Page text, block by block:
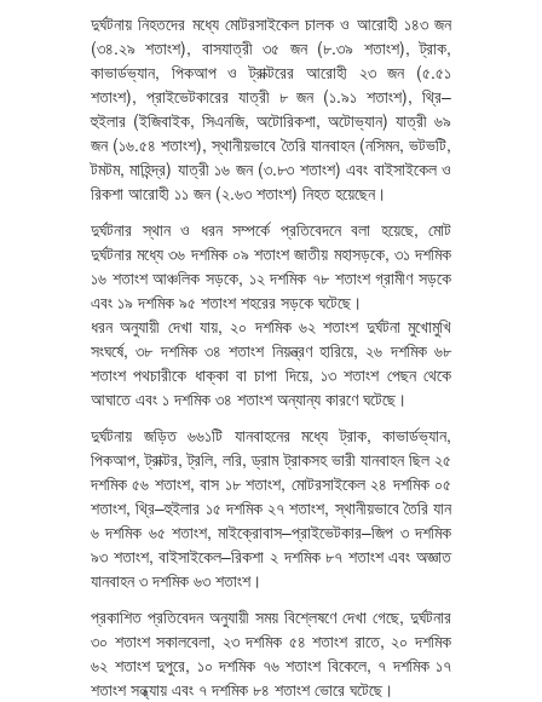
দুর্ঘটনায় নিহতদের মধ্যে মোটরসাইকেল চালক ও আরোহী ১৪৩ জন
(৩৪.২৯ শতাংশ), বাসযাত্রী ৩৫ জন (৮.৩৯ শতাংশ), ট্রাক,
কাভার্ডভ্যান, পিকআপ ও ট্রাক্টরের আরোহী ২৩ জন (৫.৫১
শতাংশ), প্রাইভেটকারের যাত্রী ৮ জন (১.৯১ শতাংশ), থ্রি–
হুইলার (ইজিবাইক, সিএনজি, অটোরিকশা, অটোভ্যান) যাত্রী ৬৯
জন (১৬.৫৪ শতাংশ), স্থানীয়ভাবে তৈরি যানবাহন (নসিমন, ভটভটি,
টমটম, মাহিন্দ্র) যাত্রী ১৬ জন (৩.৮৩ শতাংশ) এবং বাইসাইকেল ও
রিকশা আরোহী ১১ জন (২.৬৩ শতাংশ) নিহত হয়েছেন।
দুর্ঘটনার স্থান ও ধরন সম্পর্কে প্রতিবেদনে বলা হয়েছে, মোট
দুর্ঘটনার মধ্যে ৩৬ দশমিক ০৯ শতাংশ জাতীয় মহাসড়কে, ৩১ দশমিক
১৬ শতাংশ আঞ্চলিক সড়কে, ১২ দশমিক ৭৮ শতাংশ গ্রামীণ সড়কে
এবং ১৯ দশমিক ৯৫ শতাংশ শহরের সড়কে ঘটেছে।
ধরন অনুযায়ী দেখা যায়, ২০ দশমিক ৬২ শতাংশ দুর্ঘটনা মুখোমুখি
সংঘর্ষে, ৩৮ দশমিক ৩৪ শতাংশ নিয়ন্ত্রণ হারিয়ে, ২৬ দশমিক ৬৮
শতাংশ পথচারীকে ধাক্কা বা চাপা দিয়ে, ১৩ শতাংশ পেছন থেকে
আঘাতে এবং ১ দশমিক ৩৪ শতাংশ অন্যান্য কারণে ঘটেছে।
দুর্ঘটনায় জড়িত ৬৬১টি যানবাহনের মধ্যে ট্রাক, কাভার্ডভ্যান,
পিকআপ, ট্রাক্টর, ট্রলি, লরি, ড্রাম ট্রাকসহ ভারী যানবাহন ছিল ২৫
দশমিক ৫৬ শতাংশ, বাস ১৮ শতাংশ, মোটরসাইকেল ২৪ দশমিক ০৫
শতাংশ, থ্রি–হুইলার ১৫ দশমিক ২৭ শতাংশ, স্থানীয়ভাবে তৈরি যান
৬ দশমিক ৬৫ শতাংশ, মাইক্রোবাস–প্রাইভেটকার–জিপ ৩ দশমিক
৯৩ শতাংশ, বাইসাইকেল–রিকশা ২ দশমিক ৮৭ শতাংশ এবং অজ্ঞাত
যানবাহন ৩ দশমিক ৬৩ শতাংশ।
প্রকাশিত প্রতিবেদন অনুযায়ী সময় বিশ্লেষণে দেখা গেছে, দুর্ঘটনার
৩০ শতাংশ সকালবেলা, ২৩ দশমিক ৫৪ শতাংশ রাতে, ২০ দশমিক
৬২ শতাংশ দুপুরে, ১০ দশমিক ৭৬ শতাংশ বিকেলে, ৭ দশমিক ১৭
শতাংশ সন্ধ্যায় এবং ৭ দশমিক ৮৪ শতাংশ ভোরে ঘটেছে।